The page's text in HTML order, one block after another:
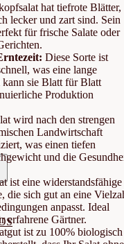
hat tiefrote Blätter,
lecker und zart sind. Sein
für frische Salate oder
Diese Sorte ist
was eine lange
sie Blatt für Blatt
Produktion
wird nach den strengen
Landwirtschaft
was einen tiefen
und die
ist eine widerstandsfähige
die sich gut an eine
anpasst. Ideal
erfahrene Gärtner.
ist zu 100% biologisch